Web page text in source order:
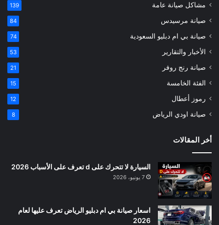
مشاكل صيانة عامة 139
صيانة مرسيدس 84
صيانة بي ام دبليو السعودية 74
الأخبار والتقارير 53
صيانة رنج روفر 21
الفئة الخامسة 15
رموز أعطال 12
صيانة اودي الرياض 8
أخر المقالات
السيارة لا تتحرك على d تعرف على الأسباب 2026
7 يونيو، 2026
اسعار صيانة بي ام دبليو الرياض تعرف عليها لعام
2026